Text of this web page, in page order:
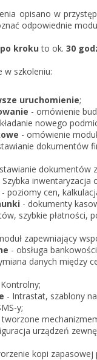
opisano w
odpowiednie
kroku to ok. 30
w szkoleniu:
uruchomienie;
- omówienie
nowego
- omówienie
dokumentów
dokumentów
Szybka inwentaryzacja
- poziomy cen,
- dokumenty
szybkie
zapewniający
- obsługa
danych między
- Intrastat, szablony
y;
urządzeń
kopi zapasowej